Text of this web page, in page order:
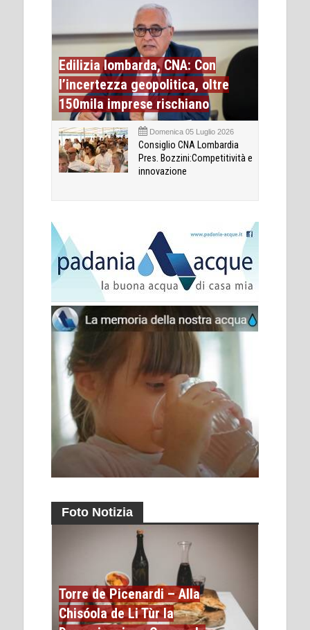
Edilizia lombarda, CNA: Con
l’incertezza geopolitica, oltre
150mila imprese rischiano
Domenica 05 Luglio 2026
Consiglio CNA Lombardia
Pres. Bozzini:Competitività e
innovazione
Foto Notizia
Torre de Picenardi – Alla
Chisóola de Li Tùr la